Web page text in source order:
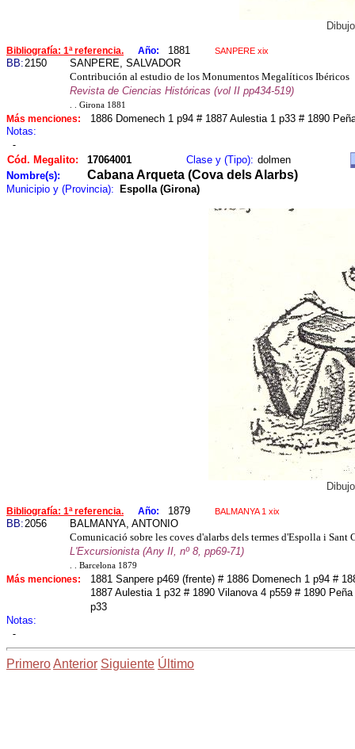
Bibliografía: 1ª referencia. Año: 1881 SANPERE xix
BB:2150
SANPERE, SALVADOR
Contribución al estudio de los Monumentos Megalíticos Ibéricos
Revista de Ciencias Históricas (vol II pp434-519)
. . Girona 1881
Más menciones:
1886 Domenech 1 p94 # 1887 Aulestia 1 p33 # 1890
Notas:
-
Cód. Megalito: 17064001 Clase y (Tipo): dolmen
Nombre(s):
Cabana Arqueta (Cova dels Alarbs)
Municipio y (Provincia): Espolla (Girona)
Bibliografía: 1ª referencia. Año: 1879 BALMANYA 1 xix
BB:2056
BALMANYA, ANTONIO
Comunicació sobre les coves d'alarbs dels termes d'Espolla i Sant
L'Excursionista (Any II, nº 8, pp69-71)
. . Barcelona 1879
Más menciones:
1881 Sanpere p469 (frente) # 1886 Domenech 1 p94 #
1887 Aulestia 1 p32 # 1890 Vilanova 4 p559 # 1890
p33
Notas:
-
PrimeroAnterior Siguiente Último